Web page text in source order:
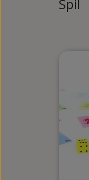
Spil